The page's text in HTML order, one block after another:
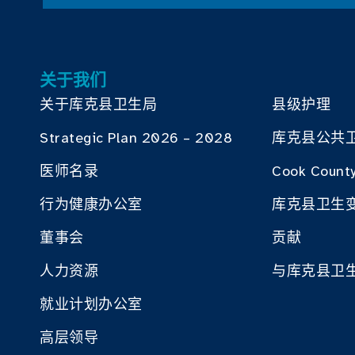
关于我们
关于库克县卫生局
Strategic Plan 2026 – 2028
医师名录
行为健康办公室
董事会
人力资源
就业计划办公室
高层领导
县级护理
库克县公共
Cook
库克县卫生
贡献
与库克县卫